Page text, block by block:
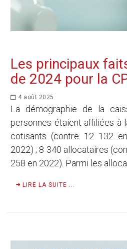
Les principaux
de 2024 pour la
4 août 2025
La démographie de la
personnes étaient affiliées à
cotisants (contre 12 132
2022) ; 8 340 allocataires
258 en 2022). Parmi les
LIRE LA SUITE ...